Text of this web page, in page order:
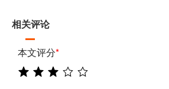
相关评论
本文评分*